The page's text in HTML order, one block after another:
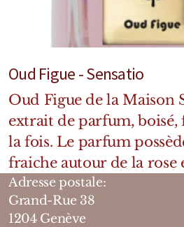
Oud Figue - Sensatio
Oud Figue de la Maison
extrait de parfum,
la fois. Le parfum
fraiche autour de la rose
Adresse postale:
Grand-Rue 38
1204 Genève